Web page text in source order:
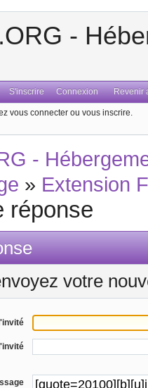
-
S'inscrire Connexion Revenir
vous connecter ou vous inscrire.
-
» Extension
réponse
votre